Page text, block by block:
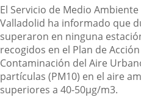
Descripción
El Servicio de Medio
Valladolid ha informado que
superaron en ninguna
recogidos en el Plan de
Contaminación del Aire
partículas (PM10) en el aire
superiores a 40-50µg/m3.